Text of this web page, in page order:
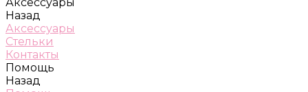
Назад
Аксессуары
Стельки
Контакты
Помощь
Назад